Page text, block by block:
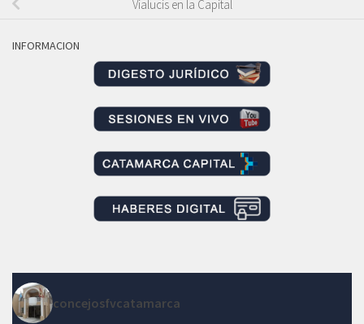
Vialucis en la Capital
INFORMACION
concejosfvcatamarca